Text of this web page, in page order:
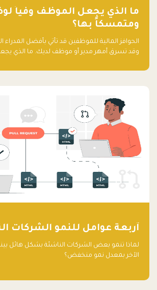
ما الذي يجعل الموظف وفياً
ومتمسكاً بها؟
الحوافز المالية للموظفين قد تأتي بأفضل المدراء
وقد تسرق أمهر مدير أو موظف لديك. ما الذي
آربعة عوامل للنمو الشركات
لماذا تنمو بعض الشركات الناشئة بشكل هائل
الآخر بمعدل نمو منخفض؟